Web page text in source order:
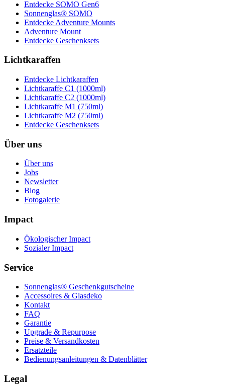
Entdecke SOMO Gen6
Sonnenglas® SOMO
Entdecke Adventure Mounts
Adventure Mount
Entdecke Geschenksets
Lichtkaraffen
Entdecke Lichtkaraffen
Lichtkaraffe C1 (1000ml)
Lichtkaraffe C2 (1000ml)
Lichtkaraffe M1 (750ml)
Lichtkaraffe M2 (750ml)
Entdecke Geschenksets
Über uns
Über uns
Jobs
Newsletter
Blog
Fotogalerie
Impact
Ökologischer Impact
Sozialer Impact
Service
Sonnenglas® Geschenkgutscheine
Accessoires & Glasdeko
Kontakt
FAQ
Garantie
Upgrade & Repurpose
Preise & Versandkosten
Ersatzteile
Bedienungsanleitungen & Datenblätter
Legal